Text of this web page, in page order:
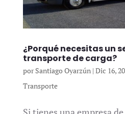
¿Porqué necesitas un
transporte de carga?
porSantiago Oyarzún| Dic 16,
Transporte